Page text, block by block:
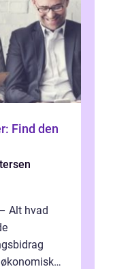
Find den
Alt hvad